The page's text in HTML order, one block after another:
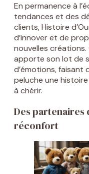
En permanence à
tendances et des
clients, Histoire
d’innover et de
nouvelles créations.
apporte son lot de
d’émotions, faisant
peluche une
à chérir.
Des partenaires
réconfort